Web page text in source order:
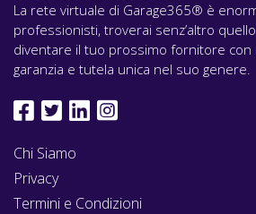
La rete virtuale di Garage365® è
professionisti, troverai senz’altro
diventare il tuo prossimo fornitore con
garanzia e tutela unica nel suo genere.
Chi Siamo
Privacy
Termini e Condizioni